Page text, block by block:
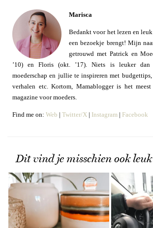
Marisca
Bedankt voor het lezen en
een bezoekje brengt! Mijn
getrouwd met Patrick en
’10) en Floris (okt. ’17). Niets is leuker dan
moederschap en jullie te inspireren met
verhalen etc. Kortom, Mamablogger is het
magazine voor moeders.
Find me on: Web | Twitter/X | Instagram | Facebook
Dit vind je misschien ook leuk